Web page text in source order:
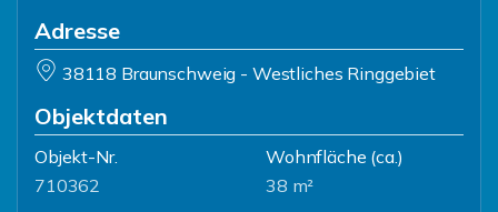
Adresse
38118 Braunschweig - Westliches Ringgebiet
Objektdaten
Objekt-Nr.
710362
Wohnfläche (ca.)
38 m²